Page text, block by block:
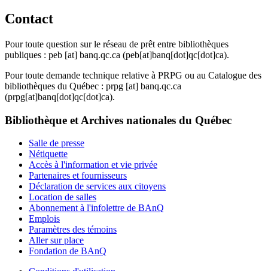
Contact
Pour toute question sur le réseau de prêt entre bibliothèques
publiques : peb [at] banq.qc.ca (peb[at]banq[dot]qc[dot]ca).
Pour toute demande technique relative à PRPG ou au Catalogue des
bibliothèques du Québec : prpg [at] banq.qc.ca
(prpg[at]banq[dot]qc[dot]ca).
Bibliothèque et Archives nationales du Québec
Salle de presse
Nétiquette
Accès à l'information et vie privée
Partenaires et fournisseurs
Déclaration de services aux citoyens
Location de salles
Abonnement à l'infolettre de BAnQ
Emplois
Paramètres des témoins
Aller sur place
Fondation de BAnQ